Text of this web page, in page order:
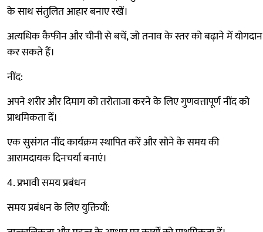
के साथ संतुलित आहार बनाए रखें।
अत्यधिक कैफीन और चीनी से बचें, जो तनाव के स्तर को बढ़ाने में योगदान
कर सकते हैं।
नींद:
अपने शरीर और दिमाग को तरोताजा करने के लिए गुणवत्तापूर्ण नींद को
प्राथमिकता दें।
एक सुसंगत नींद कार्यक्रम स्थापित करें और सोने के समय की
आरामदायक दिनचर्या बनाएं।
4. प्रभावी समय प्रबंधन
समय प्रबंधन के लिए युक्तियाँ: